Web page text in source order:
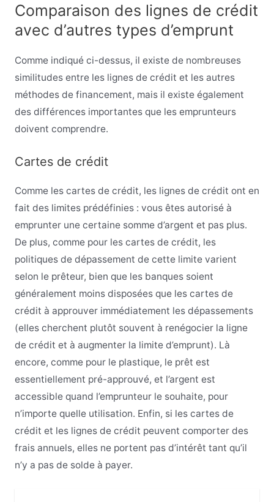
Comparaison des lignes de crédit
avec d’autres types d’emprunt
Comme indiqué ci-dessus, il existe de nombreuses
similitudes entre les lignes de crédit et les autres
méthodes de financement, mais il existe également
des différences importantes que les emprunteurs
doivent comprendre.
Cartes de crédit
Comme les cartes de crédit, les lignes de crédit ont en
fait des limites prédéfinies : vous êtes autorisé à
emprunter une certaine somme d’argent et pas plus.
De plus, comme pour les cartes de crédit, les
politiques de dépassement de cette limite varient
selon le prêteur, bien que les banques soient
généralement moins disposées que les cartes de
crédit à approuver immédiatement les dépassements
(elles cherchent plutôt souvent à renégocier la ligne
de crédit et à augmenter la limite d’emprunt). Là
encore, comme pour le plastique, le prêt est
essentiellement pré-approuvé, et l’argent est
accessible quand l’emprunteur le souhaite, pour
n’importe quelle utilisation. Enfin, si les cartes de
crédit et les lignes de crédit peuvent comporter des
frais annuels, elles ne portent pas d’intérêt tant qu’il
n’y a pas de solde à payer.